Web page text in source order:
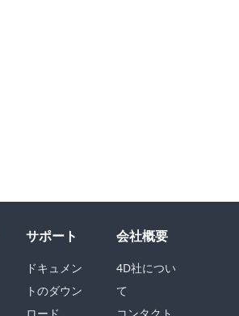
サポート
ドキュメン
トのダウン
会社概要
4D社につい
て